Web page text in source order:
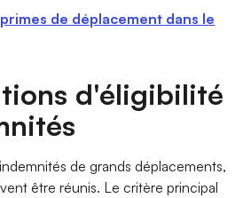
primes de déplacement dans le
d'éligibilité
de grands déplacements,
être réunis. Le critère principal